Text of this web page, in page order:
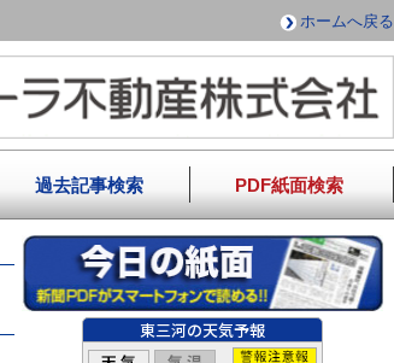
ホームへ戻る
過去記事検索 PDF紙面検索